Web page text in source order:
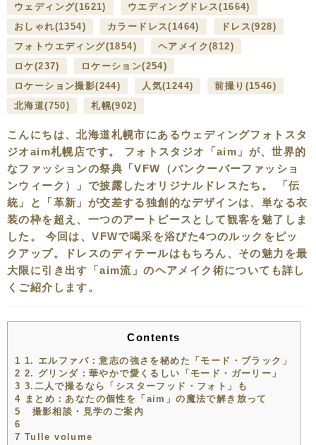
ウェディング(1621) ウエディングドレス(1664)
おしゃれ(1354) カラードレス(1464) ドレス(928)
フォトウエディング(1854) ヘアメイク(812)
ロケ(237) ロケーション(254)
ロケーション撮影(244) 人気(1244) 前撮り (1546)
北海道(750) 札幌(902)
こんにちは、北海道札幌市にあるウェディングフォトスタ
ジオaim札幌店です。 フォトスタジオ「aim」が、世界的
なファッションの祭典「VFW（バンクーバーファッショ
ンウィーク）」で披露したオリジナルドレスたち。 「伝
統」と「革新」が交差する独創的なデザインは、単なる衣
装の枠を超え、一つのアートピースとして観客を魅了しま
した。 今回は、VFWで喝采を浴びた4つのルックをピッ
クアップ。ドレスのディテールはもちろん、その魅力を最
大限に引き出す「aim流」のヘアメイク術についても詳し
くご紹介します。
Contents
1 1. エルファバ：意志の強さを秘めた「モード・ブラック」
2 2. グリンダ：華やかで愛くるしい「モード・ガーリー」
3 3.二人で撮るなら「シスターフッド・フォト」も
4 まとめ：あなたの個性を「aim」の魔法で解き放って
5 撮影相談・見学のご案内
6
7 Tulle volume